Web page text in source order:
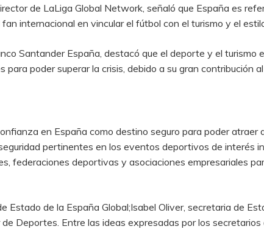
de LaLiga Global Network, señaló que España es
internacional en vincular el fútbol con el turismo y el
Santander España, destacó que el deporte y el turismo
poder superar la crisis, debido a su gran contribución
en España como destino seguro para poder
pertinentes en los eventos deportivos de interés
federaciones deportivas y asociaciones empresariales
de la España Global;Isabel Oliver, secretaria de
Deportes. Entre las ideas expresadas por los